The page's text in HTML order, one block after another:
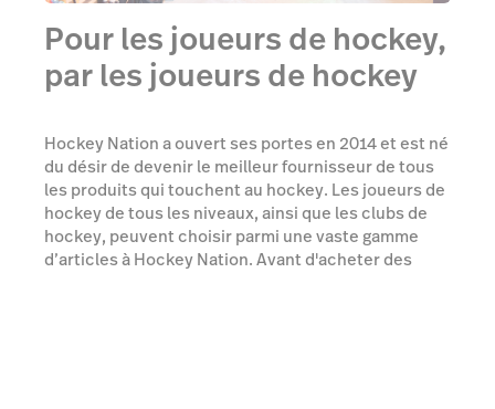
Pour les joueurs de hockey,
par les joueurs de hockey
Hockey Nation a ouvert ses portes en 2014 et est né
du désir de devenir le meilleur fournisseur de tous
les produits qui touchent au hockey. Les joueurs de
hockey de tous les niveaux, ainsi que les clubs de
hockey, peuvent choisir parmi une vaste gamme
d’articles à Hockey Nation. Avant d'acheter des